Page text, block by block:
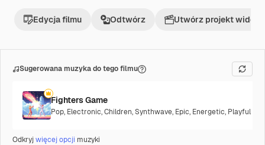
Edycja filmu Odtwórz Utwórz projekt wideo
Sugerowana muzyka do tego filmu
Fighters Game
Pop, Electronic,Children,Synthwave, Epic, Energetic, Playful
Odkryjwięcej opcji muzyki